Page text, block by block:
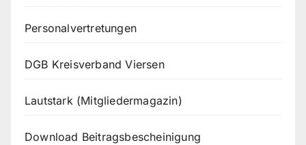
Personalvertretungen
DGB Kreisverband Viersen
Lautstark (Mitgliedermagazin)
Download Beitragsbescheinigung